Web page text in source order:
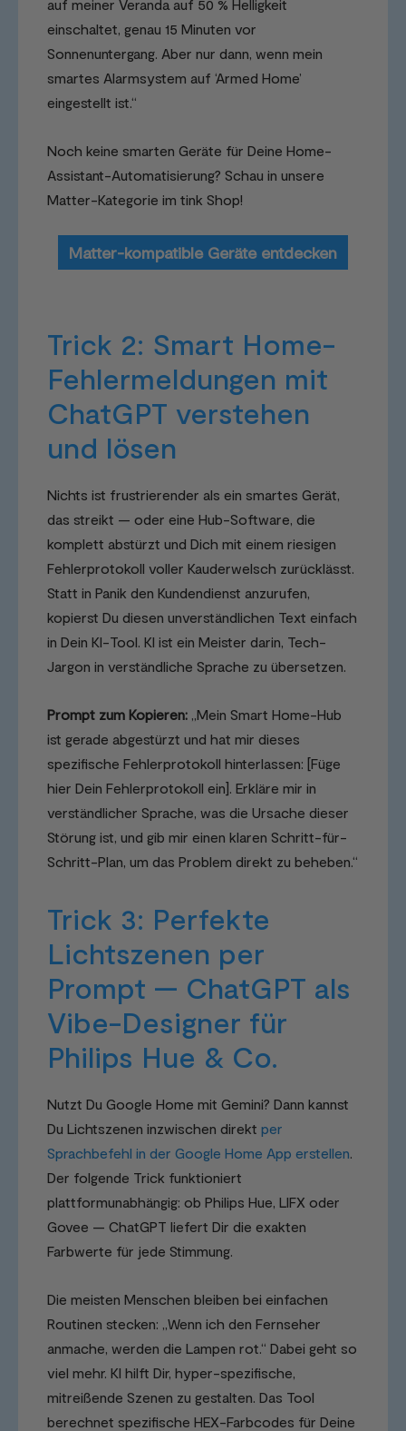
auf meiner Veranda auf 50 % Helligkeit
einschaltet, genau 15 Minuten vor
Sonnenuntergang. Aber nur dann, wenn mein
smartes Alarmsystem auf ‘Armed Home’
eingestellt ist.“
Noch keine smarten Geräte für Deine Home-
Assistant-Automatisierung? Schau in unsere
Matter-Kategorie im tink Shop!
Matter-kompatible Geräte entdecken
Trick 2: Smart Home-
Fehlermeldungen mit
ChatGPT verstehen
und lösen
Nichts ist frustrierender als ein smartes Gerät,
das streikt — oder eine Hub-Software, die
komplett abstürzt und Dich mit einem riesigen
Fehlerprotokoll voller Kauderwelsch zurücklässt.
Statt in Panik den Kundendienst anzurufen,
kopierst Du diesen unverständlichen Text einfach
in Dein KI-Tool. KI ist ein Meister darin, Tech-
Jargon in verständliche Sprache zu übersetzen.
Prompt zum Kopieren: „Mein Smart Home-Hub
ist gerade abgestürzt und hat mir dieses
spezifische Fehlerprotokoll hinterlassen: [Füge
hier Dein Fehlerprotokoll ein]. Erkläre mir in
verständlicher Sprache, was die Ursache dieser
Störung ist, und gib mir einen klaren Schritt-für-
Schritt-Plan, um das Problem direkt zu beheben.“
Trick 3: Perfekte
Lichtszenen per
Prompt — ChatGPT als
Vibe-Designer für
Philips Hue & Co.
Nutzt Du Google Home mit Gemini? Dann kannst
Du Lichtszenen inzwischen direkt per
Sprachbefehl in der Google Home App erstellen.
Der folgende Trick funktioniert
plattformunabhängig: ob Philips Hue, LIFX oder
Govee — ChatGPT liefert Dir die exakten
Farbwerte für jede Stimmung.
Die meisten Menschen bleiben bei einfachen
Routinen stecken: „Wenn ich den Fernseher
anmache, werden die Lampen rot.“ Dabei geht so
viel mehr. KI hilft Dir, hyper-spezifische,
mitreißende Szenen zu gestalten. Das Tool
berechnet spezifische HEX-Farbcodes für Deine